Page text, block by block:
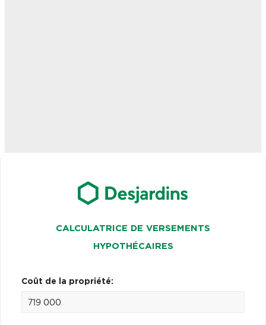
CALCULATRICE DE VERSEMENTS
HYPOTHÉCAIRES
Coût de la propriété: